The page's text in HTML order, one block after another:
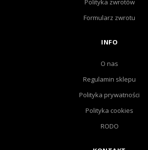
Polityka zwrotów
Formularz zwrotu
INFO
O nas
Regulamin sklepu
Polityka prywatności
Polityka cookies
RODO